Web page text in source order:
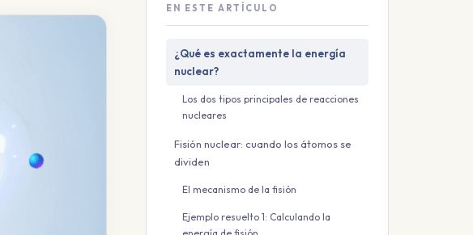
EN ESTE ARTÍCULO
¿Qué es exactamente la energía
nuclear?
Los dos tipos principales de reacciones
nucleares
Fisión nuclear: cuando los átomos se
dividen
El mecanismo de la fisión
Ejemplo resuelto 1: Calculando la